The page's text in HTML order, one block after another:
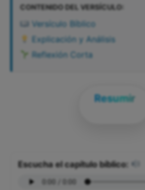
CONTENIDO DEL VERSÍCULO:
Versículo Bíblico
Explicación y Análisis
Reflexión Corta
Resumir
Escucha el capítulo bíblico: